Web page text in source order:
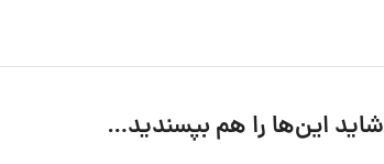
شاید این‌ها را هم بپسندید…